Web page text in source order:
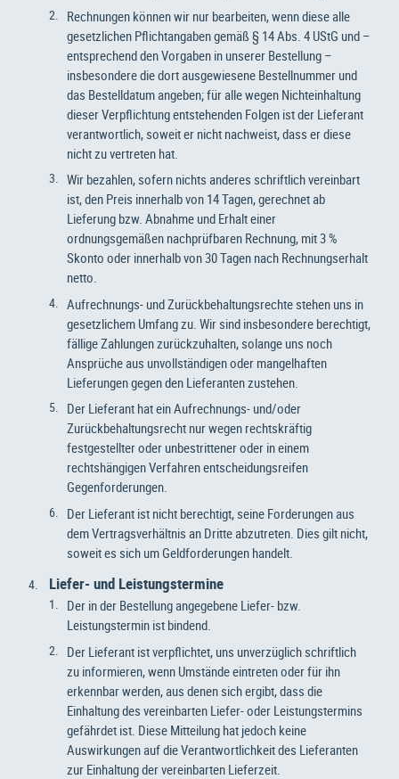
Rechnungen können wir nur bearbeiten, wenn diese alle
gesetzlichen Pflichtangaben gemäß § 14 Abs. 4 UStG und –
entsprechend den Vorgaben in unserer Bestellung –
insbesondere die dort ausgewiesene Bestellnummer und
das Bestelldatum angeben; für alle wegen Nichteinhaltung
dieser Verpflichtung entstehenden Folgen ist der Lieferant
verantwortlich, soweit er nicht nachweist, dass er diese
nicht zu vertreten hat.
Wir bezahlen, sofern nichts anderes schriftlich vereinbart
ist, den Preis innerhalb von 14 Tagen, gerechnet ab
Lieferung bzw. Abnahme und Erhalt einer
ordnungsgemäßen nachprüfbaren Rechnung, mit 3 %
Skonto oder innerhalb von 30 Tagen nach Rechnungserhalt
netto.
Aufrechnungs- und Zurückbehaltungsrechte stehen uns in
gesetzlichem Umfang zu. Wir sind insbesondere berechtigt,
fällige Zahlungen zurückzuhalten, solange uns noch
Ansprüche aus unvollständigen oder mangelhaften
Lieferungen gegen den Lieferanten zustehen.
Der Lieferant hat ein Aufrechnungs- und/oder
Zurückbehaltungsrecht nur wegen rechtskräftig
festgestellter oder unbestrittener oder in einem
rechtshängigen Verfahren entscheidungsreifen
Gegenforderungen.
Der Lieferant ist nicht berechtigt, seine Forderungen aus
dem Vertragsverhältnis an Dritte abzutreten. Dies gilt nicht,
soweit es sich um Geldforderungen handelt.
Liefer- und Leistungstermine
Der in der Bestellung angegebene Liefer- bzw.
Leistungstermin ist bindend.
Der Lieferant ist verpflichtet, uns unverzüglich schriftlich
zu informieren, wenn Umstände eintreten oder für ihn
erkennbar werden, aus denen sich ergibt, dass die
Einhaltung des vereinbarten Liefer- oder Leistungstermins
gefährdet ist. Diese Mitteilung hat jedoch keine
Auswirkungen auf die Verantwortlichkeit des Lieferanten
zur Einhaltung der vereinbarten Lieferzeit.